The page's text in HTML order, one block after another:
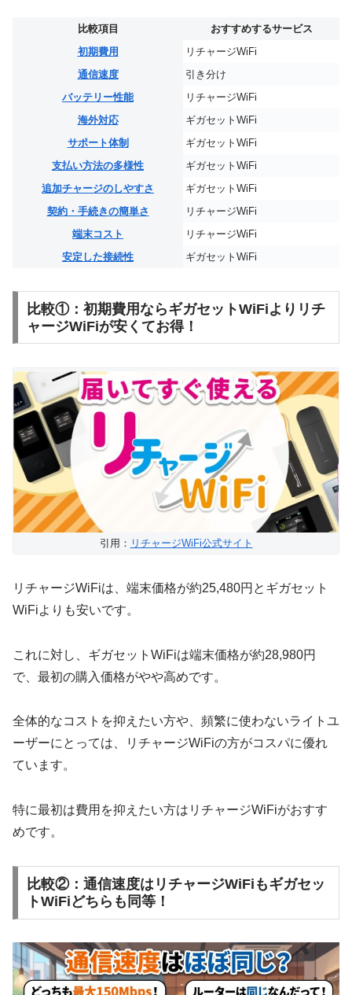
比較項目
おすすめするサービス
初期費用
リチャージWiFi
通信速度
引き分け
バッテリー性能
リチャージWiFi
海外対応
ギガセットWiFi
サポート体制
ギガセットWiFi
支払い方法の多様性
ギガセットWiFi
追加チャージのしやすさ
ギガセットWiFi
契約・手続きの簡単さ
リチャージWiFi
端末コスト
リチャージWiFi
安定した接続性
ギガセットWiFi
比較①：初期費用ならギガセットWiFiよりリチ
ャージWiFiが安くてお得！
引用： リチャージWiFi公式サイト
リチャージWiFiは、端末価格が約25,480円とギガセット
WiFiよりも安いです。
これに対し、ギガセットWiFiは端末価格が約28,980円
で、最初の購入価格がやや高めです。
全体的なコストを抑えたい方や、頻繁に使わないライトユ
ーザーにとっては、リチャージWiFiの方がコスパに優れ
ています。
特に最初は費用を抑えたい方はリチャージWiFiがおすす
めです。
比較②：通信速度はリチャージWiFiもギガセッ
トWiFiどちらも同等！